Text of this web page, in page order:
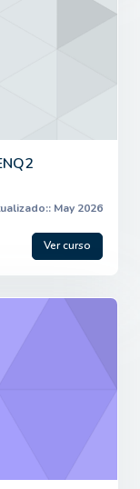
May 2026
Ver curso